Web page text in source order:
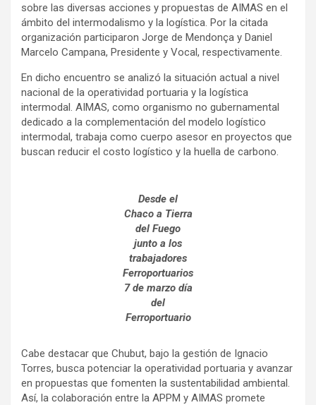
sobre las diversas acciones y propuestas de AIMAS en el
ámbito del intermodalismo y la logística. Por la citada
organización participaron Jorge de Mendonça y Daniel
Marcelo Campana, Presidente y Vocal, respectivamente.
En dicho encuentro se analizó la situación actual a nivel
nacional de la operatividad portuaria y la logística
intermodal. AIMAS, como organismo no gubernamental
dedicado a la complementación del modelo logístico
intermodal, trabaja como cuerpo asesor en proyectos que
buscan reducir el costo logístico y la huella de carbono.
Desde el
Chaco a Tierra
del Fuego
junto a los
trabajadores
Ferroportuarios
7 de marzo día
del
Ferroportuario
Cabe destacar que Chubut, bajo la gestión de Ignacio
Torres, busca potenciar la operatividad portuaria y avanzar
en propuestas que fomenten la sustentabilidad ambiental.
Así, la colaboración entre la APPM y AIMAS promete